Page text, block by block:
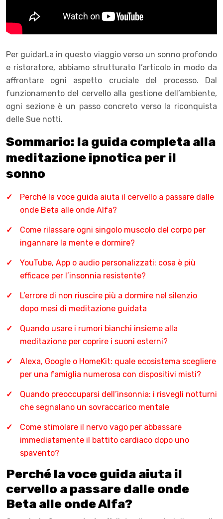
Per guidarLa in questo viaggio verso un sonno profondo
e ristoratore, abbiamo strutturato l’articolo in modo da
affrontare ogni aspetto cruciale del processo. Dal
funzionamento del cervello alla gestione dell’ambiente,
ogni sezione è un passo concreto verso la riconquista
delle Sue notti.
Sommario: la guida completa alla
meditazione ipnotica per il
sonno
Perché la voce guida aiuta il cervello a passare dalle
onde Beta alle onde Alfa?
Come rilassare ogni singolo muscolo del corpo per
ingannare la mente e dormire?
YouTube, App o audio personalizzati: cosa è più
efficace per l’insonnia resistente?
L’errore di non riuscire più a dormire nel silenzio
dopo mesi di meditazione guidata
Quando usare i rumori bianchi insieme alla
meditazione per coprire i suoni esterni?
Alexa, Google o HomeKit: quale ecosistema scegliere
per una famiglia numerosa con dispositivi misti?
Quando preoccuparsi dell’insonnia: i risvegli notturni
che segnalano un sovraccarico mentale
Come stimolare il nervo vago per abbassare
immediatamente il battito cardiaco dopo uno
spavento?
Perché la voce guida aiuta il
cervello a passare dalle onde
Beta alle onde Alfa?